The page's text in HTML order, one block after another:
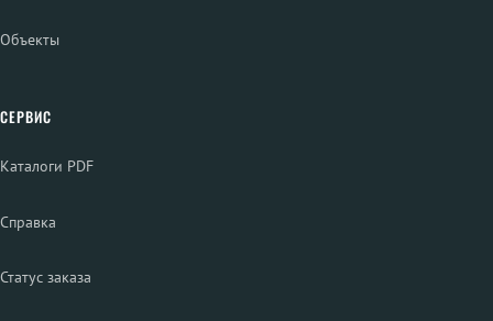
Объекты
СЕРВИС
Каталоги PDF
Справка
Статус заказа